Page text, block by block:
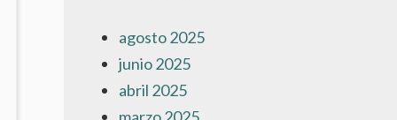
agosto 2025
junio 2025
abril 2025